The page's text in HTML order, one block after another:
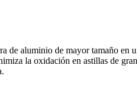
de aluminio de mayor tamaño en
la oxidación en astillas de